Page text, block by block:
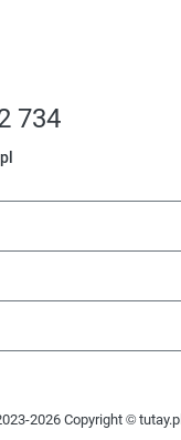
734
2026 Copyright © tutay.pl